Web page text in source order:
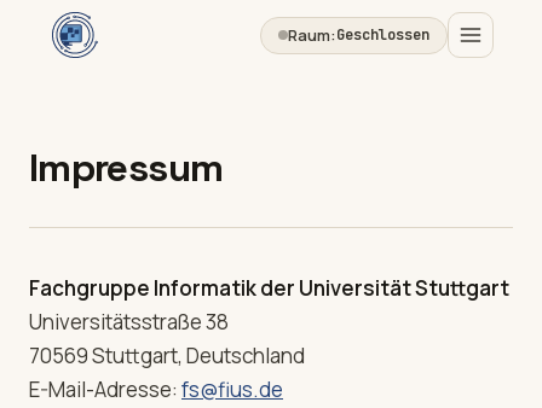
Raum:Geschlossen
Impressum
Fachgruppe Informatik der Universität Stuttgart
Universitätsstraße 38
70569 Stuttgart, Deutschland
E-Mail-Adresse: fs@fius.de